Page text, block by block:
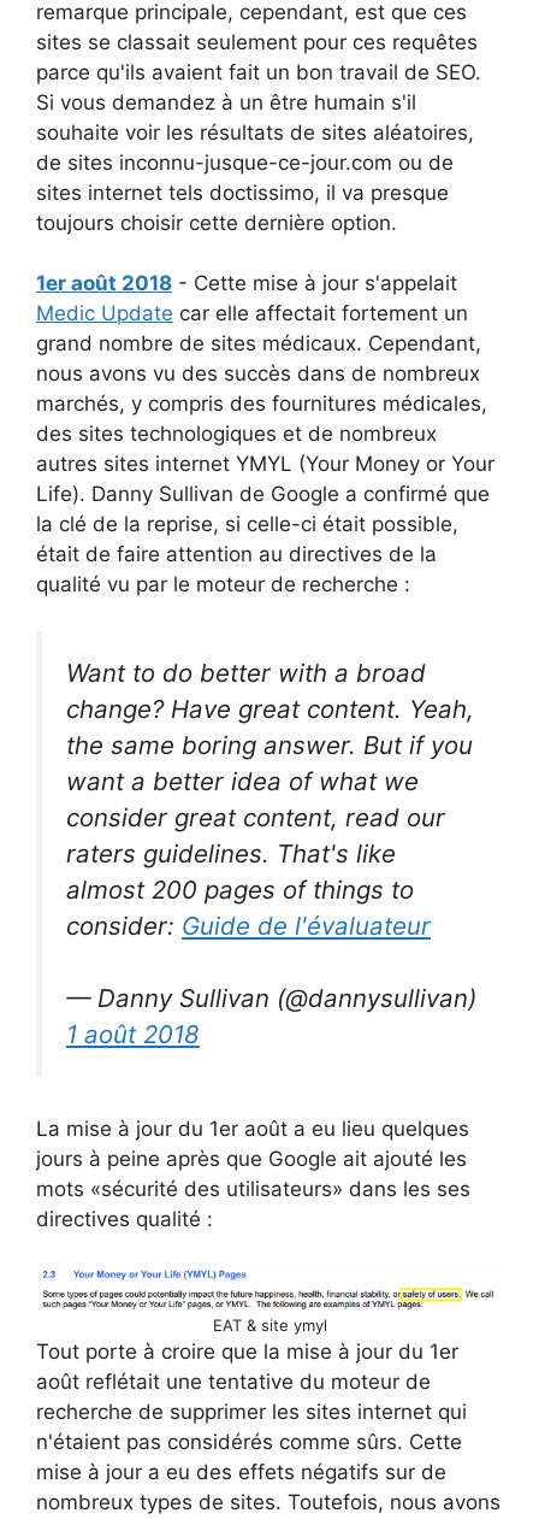
remarque principale, cependant, est que ces
sites se classait seulement pour ces requêtes
parce qu'ils avaient fait un bon travail de SEO.
Si vous demandez à un être humain s'il
souhaite voir les résultats de sites aléatoires,
de sites inconnu-jusque-ce-jour.com ou de
sites internet tels doctissimo, il va presque
toujours choisir cette dernière option.
1er août 2018 - Cette mise à jour s'appelait
Medic Update car elle affectait fortement un
grand nombre de sites médicaux. Cependant,
nous avons vu des succès dans de nombreux
marchés, y compris des fournitures médicales,
des sites technologiques et de nombreux
autres sites internet YMYL (Your Money or Your
Life). Danny Sullivan de Google a confirmé que
la clé de la reprise, si celle-ci était possible,
était de faire attention au directives de la
qualité vu par le moteur de recherche :
Want to do better with a broad
change? Have great content. Yeah,
the same boring answer. But if you
want a better idea of what we
consider great content, read our
raters guidelines. That's like
almost 200 pages of things to
consider: Guide de l'évaluateur
— Danny Sullivan (@dannysullivan)
1 août 2018
La mise à jour du 1er août a eu lieu quelques
jours à peine après que Google ait ajouté les
mots «sécurité des utilisateurs» dans les ses
directives qualité :
EAT & site ymyl
Tout porte à croire que la mise à jour du 1er
août reflétait une tentative du moteur de
recherche de supprimer les sites internet qui
n'étaient pas considérés comme sûrs. Cette
mise à jour a eu des effets négatifs sur de
nombreux types de sites. Toutefois, nous avons